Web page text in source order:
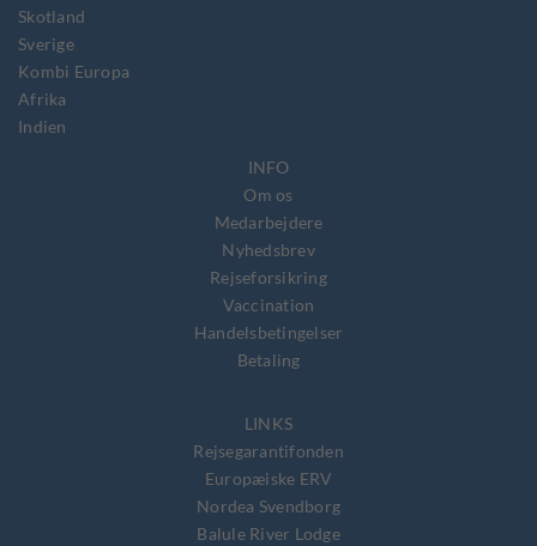
Skotland
Sverige
Kombi Europa
Afrika
Indien
INFO
Om os
Medarbejdere
Nyhedsbrev
Rejseforsikring
Vaccination
Handelsbetingelser
Betaling
LINKS
Rejsegarantifonden
Europæiske ERV
Nordea Svendborg
Balule River Lodge